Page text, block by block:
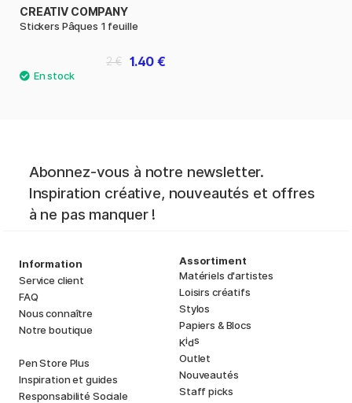
CREATIV COMPANY
Stickers Pâques 1 feuille
1.40 €
2 €
Abonnez-vous à notre newsletter.
Inspiration créative, nouveautés et offres
à ne pas manquer !
Information
Service client
FAQ
Nous connaître
Notre boutique
Pen Store Plus
Inspiration et guides
Responsabilité Sociale
Assortiment
Matériels d'artistes
Loisirs créatifs
Stylos
Papiers & Blocs
Kids
Outlet
Nouveautés
Staff picks